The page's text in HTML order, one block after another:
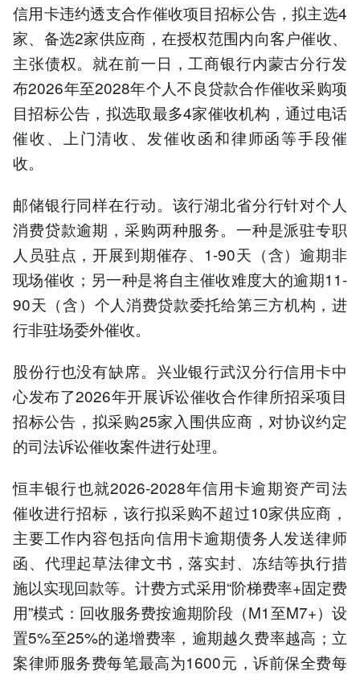
信用卡违约透支合作催收项目招标公告，拟主选4
家、备选2家供应商，在授权范围内向客户催收、
主张债权。就在前一日，工商银行内蒙古分行发
布2026年至2028年个人不良贷款合作催收采购项
目招标公告，拟选取最多4家催收机构，通过电话
催收、上门清收、发催收函和律师函等手段催
收。
邮储银行同样在行动。该行湖北省分行针对个人
消费贷款逾期，采购两种服务。一种是派驻专职
人员驻点，开展到期催存、1-90天（含）逾期非
现场催收；另一种是将自主催收难度大的逾期11-
90天（含）个人消费贷款委托给第三方机构，进
行非驻场委外催收。
股份行也没有缺席。兴业银行武汉分行信用卡中
心发布了2026年开展诉讼催收合作律所招采项目
招标公告，拟采购25家入围供应商，对协议约定
的司法诉讼催收案件进行处理。
恒丰银行也就2026-2028年信用卡逾期资产司法
催收进行招标，该行拟采购不超过10家供应商，
主要工作内容包括向信用卡逾期债务人发送律师
函、代理起草法律文书，落实封、冻结等执行措
施以实现回款等。计费方式采用“阶梯费率+固定费
用”模式：回收服务费按逾期阶段（M1至M7+）设
置5%至25%的递增费率，逾期越久费率越高；立
案律师服务费每笔最高为1600元，诉前保全费每